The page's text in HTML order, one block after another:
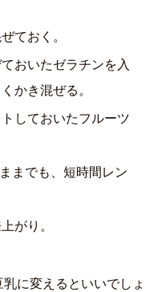
ておく。
おいたゼラチンを入
かき混ぜる。
しておいたフルーツ
までも、短時間レン
がり。
に変えるといいでしょ